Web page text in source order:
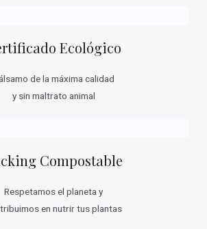
Ecológico
de la máxima calidad
y sin maltrato animal
Compostable
Respetamos el planeta y
en nutrir tus plantas